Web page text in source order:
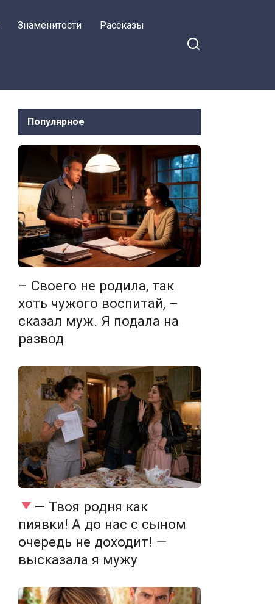
Знаменитости Рассказы
Популярное
– Своего не родила, так
хоть чужого воспитай, –
сказал муж. Я подала на
развод
— Твоя родня как
пиявки! А до нас с сыном
очередь не доходит! —
высказала я мужу